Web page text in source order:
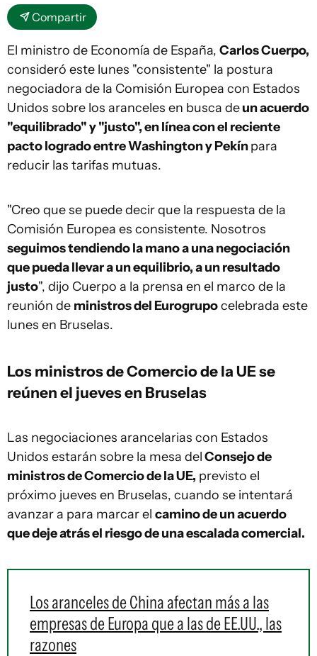
Compartir
El ministro de Economía de España, Carlos Cuerpo,
consideró este lunes "consistente" la postura
negociadora de la Comisión Europea con Estados
Unidos sobre los aranceles en busca deun acuerdo
"equilibrado" y "justo", en línea con el reciente
pacto logrado entre Washington y Pekínpara
reducir las tarifas mutuas.
"Creo que se puede decir que la respuesta de la
Comisión Europea es consistente. Nosotros
seguimos tendiendo la mano a una negociación
que pueda llevar a un equilibrio, a un resultado
justo", dijo Cuerpo a la prensa en el marco de la
reunión de ministros del Eurogrupocelebrada este
lunes en Bruselas.
Los ministros de Comercio de la UE se
reúnen el jueves en Bruselas
Las negociaciones arancelarias con Estados
Unidos estarán sobre la mesa delConsejo de
ministros de Comercio de la UE, previsto el
próximo jueves en Bruselas, cuando se intentará
avanzar a para marcar el camino de un acuerdo
que deje atrás el riesgo de una escalada comercial.
Los aranceles de China afectan más a las
empresas de Europa que a las de EE.UU., las
razones